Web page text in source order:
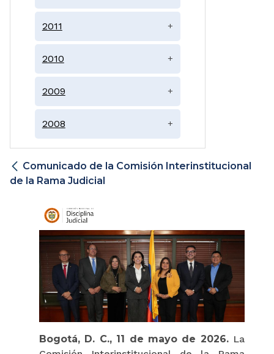
2011 +
2010 +
2009 +
2008 +
Comunicado de la Comisión Interinstitucional
de la Rama Judicial
Bogotá, D. C., 11 de mayo de 2026.La